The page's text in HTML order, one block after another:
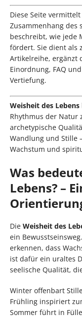
Diese Seite
Zusammenhang des
beschreibt, wie jede
fördert. Sie dient als
Artikelreihe, ergänzt
Einordnung, FAQ
Vertiefung.
Weisheit des Lebens
Rhythmus der Natur
archetypische
Wandlung und Stille
Wachstum und
Was
Lebens? –
Die Weisheit des
ein
erkennen, dass
ist dafür ein uraltes
seelische Qualität,
Winter offenbart
Frühling inspiriert
Sommer führt in